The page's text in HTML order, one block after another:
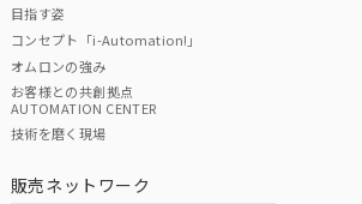
目指す姿
コンセプト「i-Automation!」
オムロンの強み
お客様との共創拠点
AUTOMATION CENTER
技術を磨く現場
販売ネットワーク